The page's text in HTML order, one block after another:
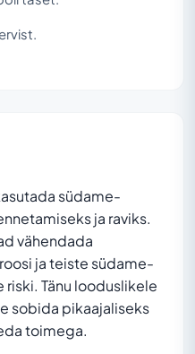
südame-
ja raviks.
vähendada
ja teiste südame-
Tänu looduslikele
sobida pikaajaliseks
toimega.